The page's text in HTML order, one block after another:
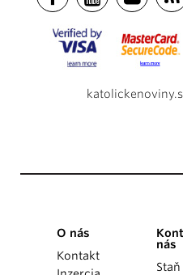
O nás
Kontakt
nás
Staň